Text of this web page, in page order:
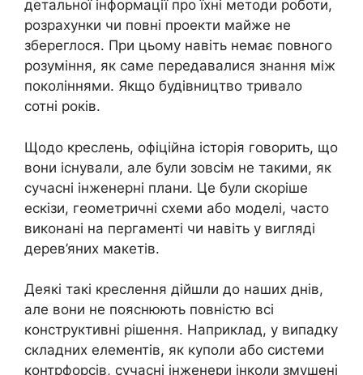
детальної інформації про їхні методи роботи,
розрахунки чи повні проекти майже не
збереглося. При цьому навіть немає повного
розуміння, як саме передавалися знання між
поколіннями. Якщо будівництво тривало
сотні років.
Щодо креслень, офіційна історія говорить, що
вони існували, але були зовсім не такими, як
сучасні інженерні плани. Це були скоріше
ескізи, геометричні схеми або моделі, часто
виконані на пергаменті чи навіть у вигляді
дерев’яних макетів.
Деякі такі креслення дійшли до наших днів,
але вони не пояснюють повністю всі
конструктивні рішення. Наприклад, у випадку
складних елементів, як куполи або системи
контрфорсів, сучасні інженери інколи змушені